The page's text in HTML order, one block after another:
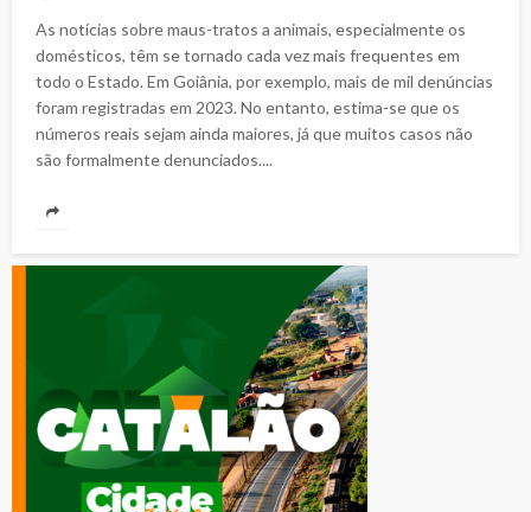
As notícias sobre maus-tratos a animais, especialmente os
domésticos, têm se tornado cada vez mais frequentes em
todo o Estado. Em Goiânia, por exemplo, mais de mil denúncias
foram registradas em 2023. No entanto, estima-se que os
números reais sejam ainda maiores, já que muitos casos não
são formalmente denunciados....